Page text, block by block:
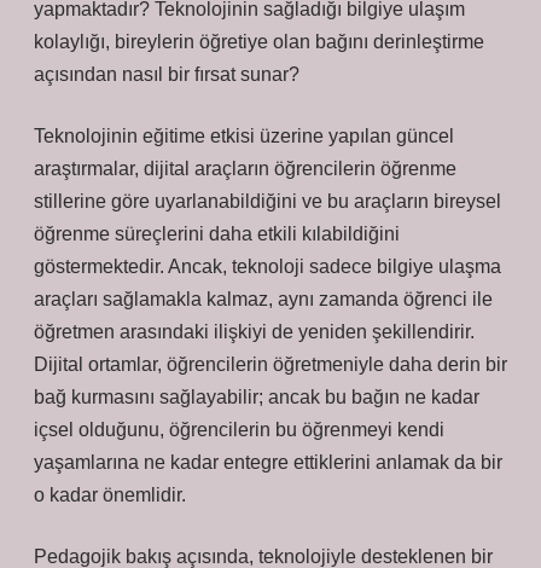
yapmaktadır? Teknolojinin sağladığı bilgiye ulaşım
kolaylığı, bireylerin öğretiye olan bağını derinleştirme
açısından nasıl bir fırsat sunar?
Teknolojinin eğitime etkisi üzerine yapılan güncel
araştırmalar, dijital araçların öğrencilerin öğrenme
stillerine göre uyarlanabildiğini ve bu araçların bireysel
öğrenme süreçlerini daha etkili kılabildiğini
göstermektedir. Ancak, teknoloji sadece bilgiye ulaşma
araçları sağlamakla kalmaz, aynı zamanda öğrenci ile
öğretmen arasındaki ilişkiyi de yeniden şekillendirir.
Dijital ortamlar, öğrencilerin öğretmeniyle daha derin bir
bağ kurmasını sağlayabilir; ancak bu bağın ne kadar
içsel olduğunu, öğrencilerin bu öğrenmeyi kendi
yaşamlarına ne kadar entegre ettiklerini anlamak da bir
o kadar önemlidir.
Pedagojik bakış açısında, teknolojiyle desteklenen bir